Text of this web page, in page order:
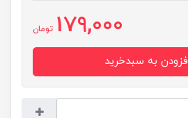
179,000 تومان